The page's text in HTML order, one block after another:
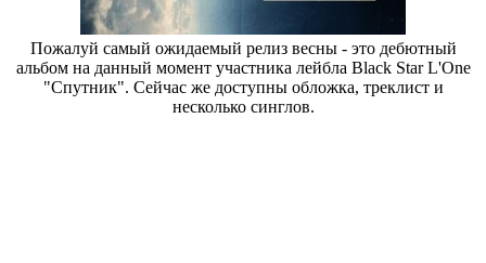
Пожалуй самый ожидаемый релиз весны - это дебютный
альбом на данный момент участника лейбла Black Star L'One
"Спутник". Сейчас же доступны обложка, треклист и
несколько синглов.